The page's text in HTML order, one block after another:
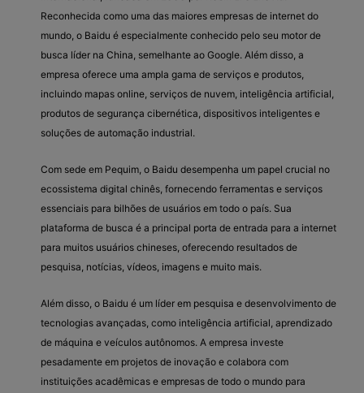
Reconhecida como uma das maiores empresas de internet do
mundo, o Baidu é especialmente conhecido pelo seu motor de
busca líder na China, semelhante ao Google. Além disso, a
empresa oferece uma ampla gama de serviços e produtos,
incluindo mapas online, serviços de nuvem, inteligência artificial,
produtos de segurança cibernética, dispositivos inteligentes e
soluções de automação industrial.
Com sede em Pequim, o Baidu desempenha um papel crucial no
ecossistema digital chinês, fornecendo ferramentas e serviços
essenciais para bilhões de usuários em todo o país. Sua
plataforma de busca é a principal porta de entrada para a internet
para muitos usuários chineses, oferecendo resultados de
pesquisa, notícias, vídeos, imagens e muito mais.
Além disso, o Baidu é um líder em pesquisa e desenvolvimento de
tecnologias avançadas, como inteligência artificial, aprendizado
de máquina e veículos autônomos. A empresa investe
pesadamente em projetos de inovação e colabora com
instituições acadêmicas e empresas de todo o mundo para